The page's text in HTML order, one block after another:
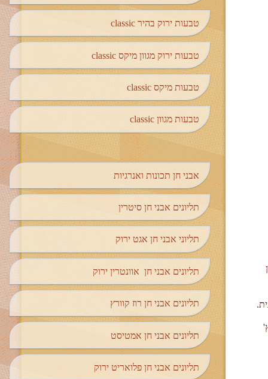
טבעות ירוק בהיר classic
טבעות ירוק מגוון מיקס classic
טבעות מיקס classic
טבעות מגוון classic
אבני חן תכונות ואנרגיות
תליונים אבני חן סיטרין
תליוני אבני חן אגט ירוק
תליונים אבני חן אוונטרין ירוק
תליונים אבני חן רוז קוורץ
תליונים אבני חן אמטיסט
תליונים אבני חן פלואריט ירוק